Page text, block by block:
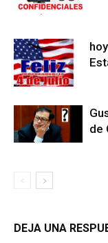
de
DEJA UNA